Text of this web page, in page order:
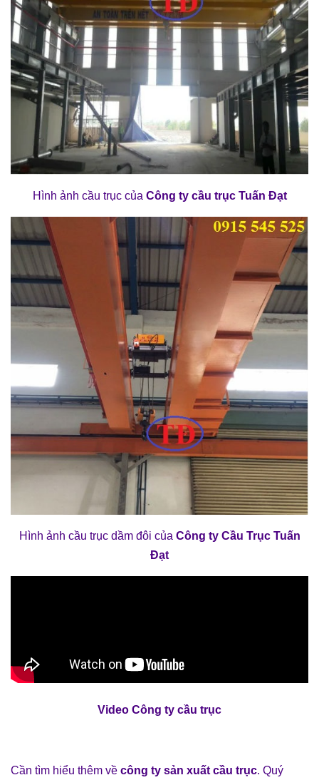
Hình ảnh cầu trục của Công ty cầu trục Tuấn Đạt
Hình ảnh cầu trục dầm đôi của Công ty Cầu Trục Tuấn
Đạt
Video Công ty cầu trục
Cần tìm hiểu thêm về công ty sản xuất cầu trục. Quý